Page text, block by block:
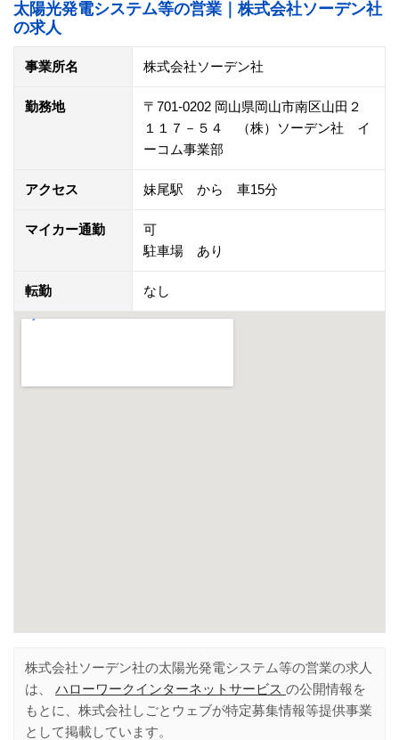
太陽光発電システム等の営業｜株式会社ソーデン社
の求人
事業所名 株式会社ソーデン社
勤務地
〒701-0202 岡山県岡山市南区山田２
１１７－５４ （株）ソーデン社 イ
ーコム事業部
アクセス 妹尾駅 から 車15分
マイカー通勤
可
駐車場 あり
転勤 なし
株式会社ソーデン社の太陽光発電システム等の営業の求人
は、 ハローワークインターネットサービス の公開情報を
もとに、株式会社しごとウェブが特定募集情報等提供事業
として掲載しています。